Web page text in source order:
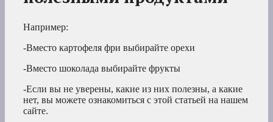
Например:
-Вместо картофеля фри выбирайте орехи
-Вместо шоколада выбирайте фрукты
-Если вы не уверены, какие из них полезны, а какие
нет, вы можете ознакомиться с этой статьей на нашем
сайте.